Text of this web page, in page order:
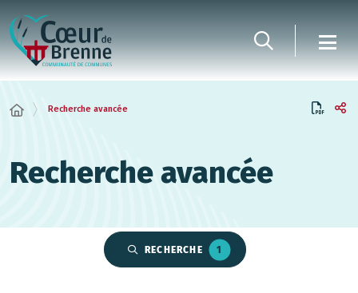
Recherche avancée
Recherche avancée
RECHERCHE 1